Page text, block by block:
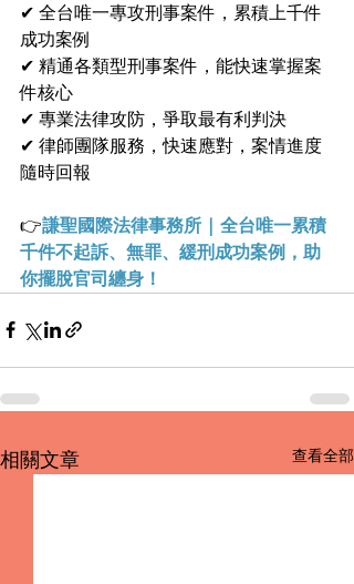
✔ 全台唯一專攻刑事案件，累積上千件
成功案例
✔ 精通各類型刑事案件，能快速掌握案
件核心
✔ 專業法律攻防，爭取最有利判決
✔ 律師團隊服務，快速應對，案情進度
隨時回報
👉謙聖國際法律事務所 | 全台唯一累積
千件不起訴、無罪、緩刑成功案例，助
你擺脫官司纏身！
相關文章 查看全部